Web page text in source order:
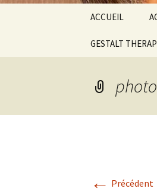
contenu
ACCUEIL
GESTALT
← Précédent